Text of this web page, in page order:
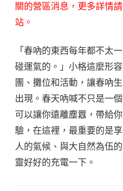
關的營區消息，更多詳情
站 。
「春吶的東西每年都不太
碰運氣的。」小格這麼形
團、攤位和活動，讓春吶
出現。春天吶喊不只是一
可以讓你遠離塵囂，帶給
驗，在這裡，最重要的是
人的氣候、與大自然為伍
靈好好的充電一下。